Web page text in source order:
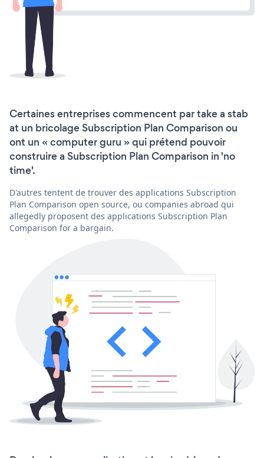
Certaines entreprises commencent par take a stab
at un bricolage Subscription Plan Comparison ou
ont un « computer guru » qui prétend pouvoir
construire a Subscription Plan Comparison in 'no
time'.
D'autres tentent de trouver des applications Subscription
Plan Comparison open source, ou companies abroad qui
allegedly proposent des applications Subscription Plan
Comparison for a bargain.